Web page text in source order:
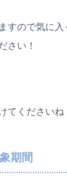
すので気に
さい！
てくださいね
期間